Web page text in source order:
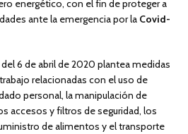
energético, con el fin de proteger a
ante la emergencia por la Covid-
del 6 de abril de 2020 plantea medidas
relacionadas con el uso de
personal, la manipulación de
accesos y filtros de seguridad, los
de alimentos y el transporte